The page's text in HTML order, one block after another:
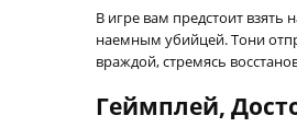
В игре вам предстоит
наемным убийцей. Тони
враждой, стремясь
Геймплей,